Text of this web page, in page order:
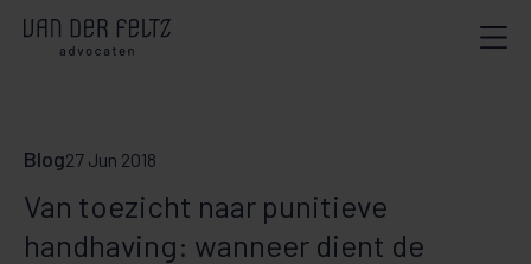
Blog27 Jun 2018
Van toezicht naar punitieve
handhaving: wanneer dient de